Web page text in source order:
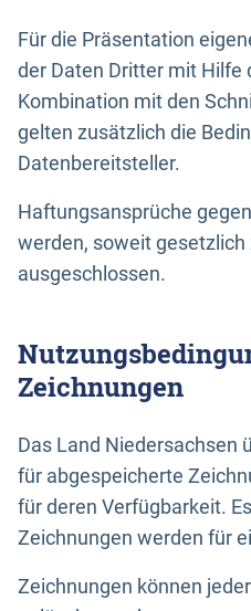
Für die Präsentation
der Daten Dritter mit Hilfe
Kombination mit den
gelten zusätzlich die
Datenbereitsteller.
Haftungsansprüche
werden, soweit gesetzlich
ausgeschlossen.
Zeichnungen
Das Land Niedersachsen
für abgespeicherte
für deren Verfügbarkeit.
Zeichnungen werden für
Zeichnungen können